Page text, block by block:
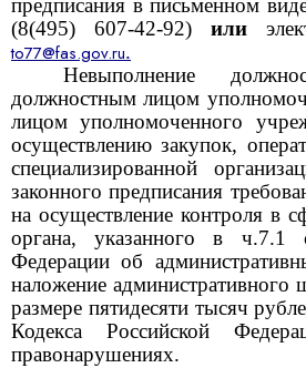
предписания в письменном
(8(495) 607-42-92)или
to77@fas.gov.ru.
Невыполнение
должностным лицом
лицом уполномоченного
осуществлению закупок,
специализированной
законного предписания
на осуществление контроля в
органа, указанного в ч.7.1
Федерации об
наложение
размере пятидесяти тысяч
Кодекса Российской
правонарушениях.